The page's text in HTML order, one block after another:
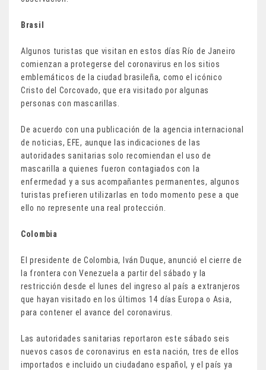
Brasil
Algunos turistas que visitan en estos días Río de Janeiro
comienzan a protegerse del coronavirus en los sitios
emblemáticos de la ciudad brasileña, como el icónico
Cristo del Corcovado, que era visitado por algunas
personas con mascarillas.
De acuerdo con una publicación de la agencia internacional
de noticias, EFE, aunque las indicaciones de las
autoridades sanitarias solo recomiendan el uso de
mascarilla a quienes fueron contagiados con la
enfermedad y a sus acompañantes permanentes, algunos
turistas prefieren utilizarlas en todo momento pese a que
ello no represente una real protección.
Colombia
El presidente de Colombia, Iván Duque, anunció el cierre de
la frontera con Venezuela a partir del sábado y la
restricción desde el lunes del ingreso al país a extranjeros
que hayan visitado en los últimos 14 días Europa o Asia,
para contener el avance del coronavirus.
Las autoridades sanitarias reportaron este sábado seis
nuevos casos de coronavirus en esta nación, tres de ellos
importados e incluido un ciudadano español, y el país ya